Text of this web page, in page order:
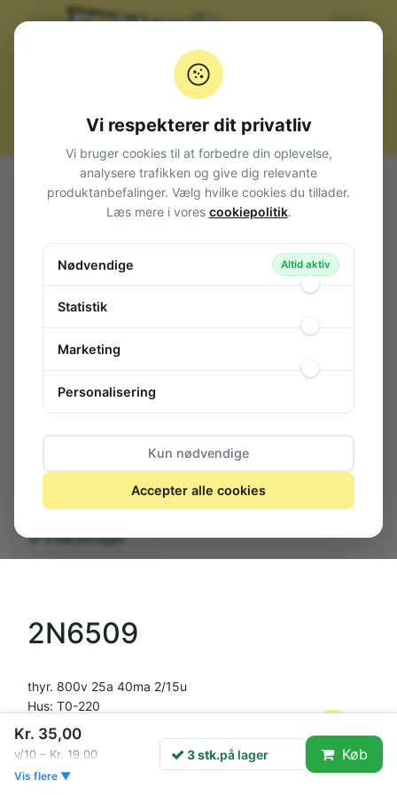
Alle produkter Komponenter Thyristorer
< 50A
Thyristor 800V 25A 40mA TO220
97-935 / 2N6509G
3 stk.på lager
2N6509
thyr. 800v 25a 40ma 2/15u
Hus: T0-220
Kr. 35,00
v/10 – Kr. 19,00
Vis flere ▼
3 stk.på lager Køb
Vi respekterer dit privatliv
Vi bruger cookies til at forbedre din oplevelse,
analysere trafikken og give dig relevante
produktanbefalinger. Vælg hvilke cookies du tillader.
Læs mere i vores cookiepolitik.
Nødvendige Altid aktiv
Statistik
Marketing
Personalisering
Kun nødvendige
Accepter alle cookies